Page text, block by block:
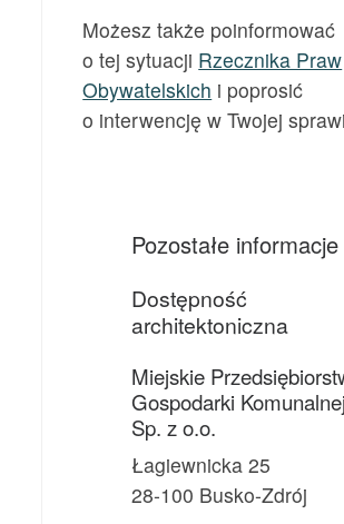
Możesz także poinformować
o tej sytuacji Rzecznika Praw
Obywatelskich i poprosić
o interwencję w Twojej
Pozostałe informacje
Dostępność
architektoniczna
Miejskie
Gospodarki Komunalnej
Sp. z o.o.
Łagiewnicka 25
28-100 Busko-Zdrój